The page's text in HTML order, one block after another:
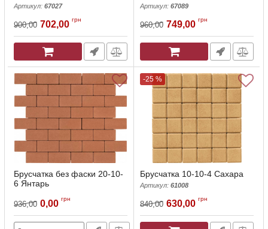
Артикул: 67027
900,00 702,00 грн
Артикул: 67089
960,00 749,00 грн
Брусчатка без фаски 20-10-
6 Янтарь
936,00 0,00 грн
-25 %
Брусчатка 10-10-4 Сахара
Артикул: 61008
840,00 630,00 грн